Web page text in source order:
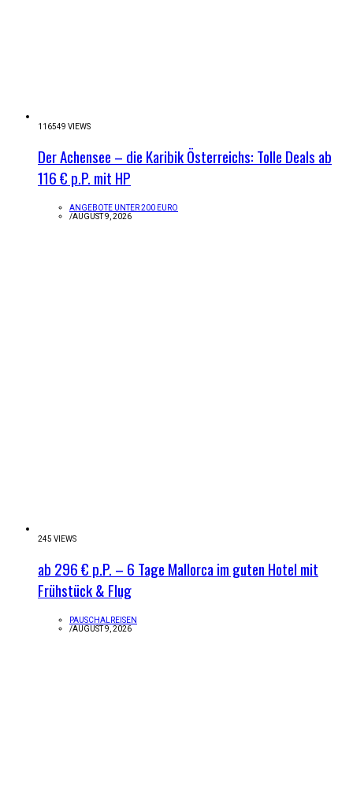
116549 VIEWS
Der Achensee – die Karibik Österreichs: Tolle Deals ab
116 € p.P. mit HP
ANGEBOTE UNTER 200 EURO
/AUGUST 9, 2026
245 VIEWS
ab 296 € p.P. – 6 Tage Mallorca im guten Hotel mit
Frühstück & Flug
PAUSCHALREISEN
/AUGUST 9, 2026